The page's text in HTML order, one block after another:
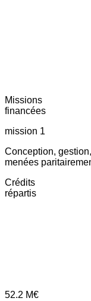
Missions
financées
mission 1
Conception,
menées
Crédits
répartis
52.2 M€